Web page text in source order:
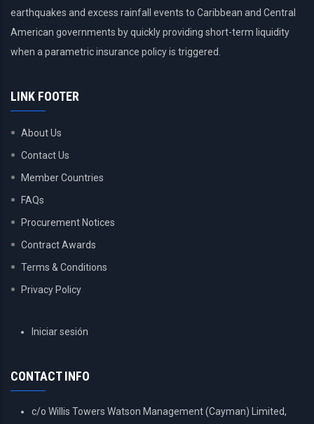
earthquakes and excess rainfall events to Caribbean and Central
American governments by quickly providing short-term liquidity
when a parametric insurance policy is triggered.
LINK FOOTER
About Us
Contact Us
Member Countries
FAQs
Procurement Notices
Contract Awards
Terms & Conditions
Privacy Policy
USERIniciar sesión
CONTACT INFO
c/o Willis Towers Watson Management (Cayman) Limited,